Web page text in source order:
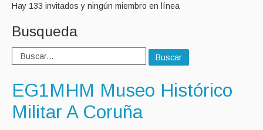
Hay 133 invitados y ningún miembro en línea
Busqueda
Buscar
EG1MHM Museo Histórico
Militar A Coruña